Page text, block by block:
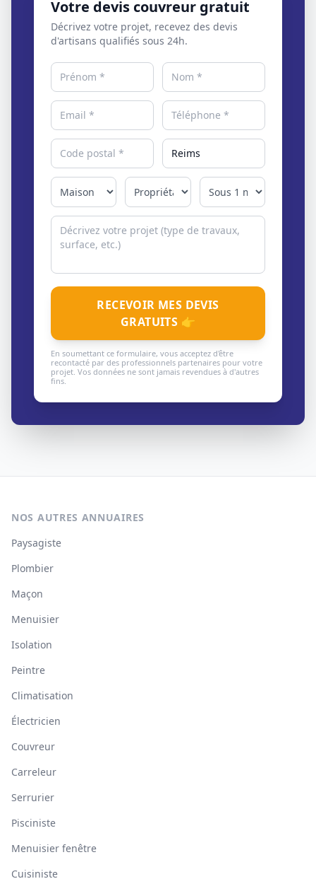
Votre devis couvreur gratuit
Décrivez votre projet, recevez des devis
d'artisans qualifiés sous 24h.
RECEVOIR MES DEVIS
GRATUITS 👉
En soumettant ce formulaire, vous acceptez d'être
recontacté par des professionnels partenaires pour votre
projet. Vos données ne sont jamais revendues à d'autres
fins.
NOS AUTRES ANNUAIRES
Paysagiste
Plombier
Maçon
Menuisier
Isolation
Peintre
Climatisation
Électricien
Couvreur
Carreleur
Serrurier
Pisciniste
Menuisier fenêtre
Cuisiniste